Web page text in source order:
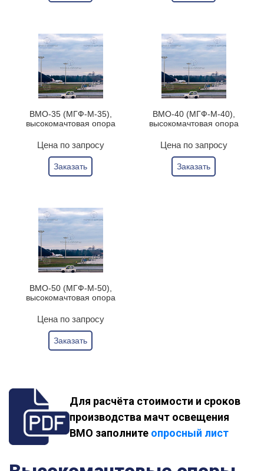
ВМО-35 (МГФ-М-35),
высокомачтовая опора
Цена по запросу
Заказать
ВМО-40 (МГФ-М-40),
высокомачтовая опора
Цена по запросу
Заказать
ВМО-50 (МГФ-М-50),
высокомачтовая опора
Цена по запросу
Заказать
Для расчёта стоимости и сроков
производства мачт освещения
ВМО заполните опросный лист